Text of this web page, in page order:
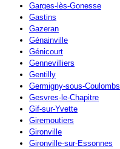
Garges-lès-Gonesse
Gastins
Gazeran
Génainville
Génicourt
Gennevilliers
Gentilly
Germigny-sous-Coulombs
Gesvres-le-Chapitre
Gif-sur-Yvette
Giremoutiers
Gironville
Gironville-sur-Essonnes